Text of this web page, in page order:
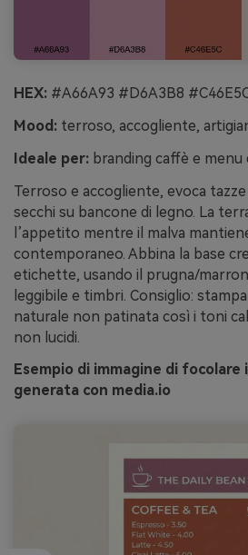
HEX: #A66A93 #D6A3B8
Mood: terroso, accogliente,
Ideale per: branding caffè e menu
Terroso e accogliente, evoca
secchi su bancone di legno. La
l’appetito mentre il malva
contemporaneo. Abbina la base
etichette, usando il prugna/
leggibile e timbri. Consiglio:
naturale non patinata così i toni
non lucidi.
Esempio di immagine di
generata con media.io